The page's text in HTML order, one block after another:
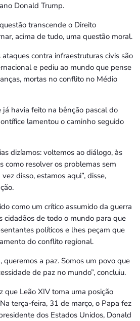
Donald Trump.
transcende o Direito
acima de tudo, uma questão moral.
contra infraestruturas civis são
e pediu ao mundo que pense
mortas no conflito no Médio
já havia feito na bênção pascal do
lamentou o caminho seguido
dizíamos: voltemos ao diálogo, às
como resolver os problemas sem
disso, estamos aqui”, disse,
como um crítico assumido da guerra
cidadãos de todo o mundo para que
políticos e lhes peçam que
do conflito regional.
queremos a paz. Somos um povo que
de paz no mundo”, concluiu.
que Leão XIV toma uma posição
terça-feira, 31 de março, o Papa fez
dos Estados Unidos, Donald